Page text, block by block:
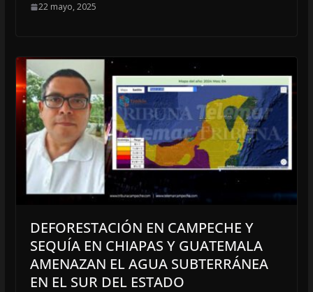
22 mayo, 2025
DEFORESTACIÓN EN CAMPECHE Y
SEQUÍA EN CHIAPAS Y GUATEMALA
AMENAZAN EL AGUA SUBTERRÁNEA
EN EL SUR DEL ESTADO